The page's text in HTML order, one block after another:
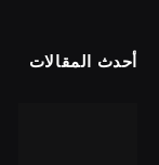
أحدث المقالات